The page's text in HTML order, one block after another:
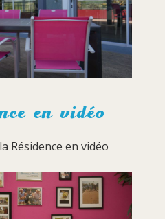
en vidéo
Résidence en vidéo